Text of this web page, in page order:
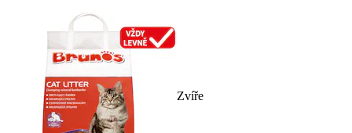
Zvíře